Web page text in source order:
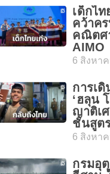
เด็กไท
คว้าค
คณิตศ
AIMO
6 สิงหา
การเ
‘ฮลุน
ญาติเ
ชันสูต
6 สิงหา
กรมอุ